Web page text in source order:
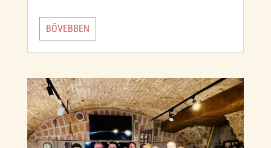
a
t
p
p
b
e
o
k
BŐVEBBEN